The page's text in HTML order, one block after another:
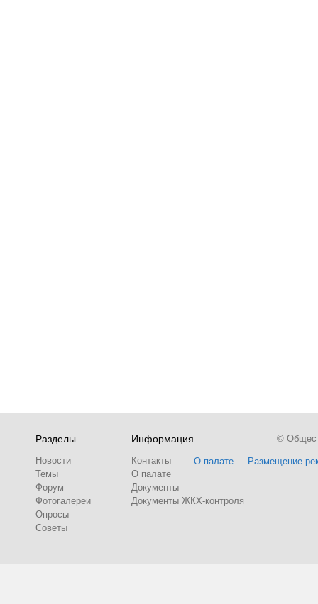
Разделы
Новости
Темы
Форум
Фотогалереи
Опросы
Советы
Информация
Контакты
О палате
Документы
Документы ЖКХ-контроля
О палате Размещение
©